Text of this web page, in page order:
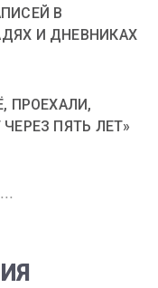
В
И ДНЕВНИКАХ
ПРОЕХАЛИ,
ПЯТЬ ЛЕТ»